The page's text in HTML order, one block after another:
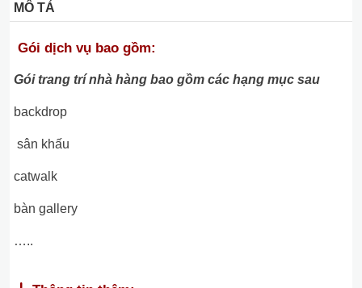
MÔ TẢ
Gói dịch vụ bao gồm:
Gói trang trí nhà hàng bao gồm các hạng mục sau
backdrop
sân khấu
catwalk
bàn gallery
…..